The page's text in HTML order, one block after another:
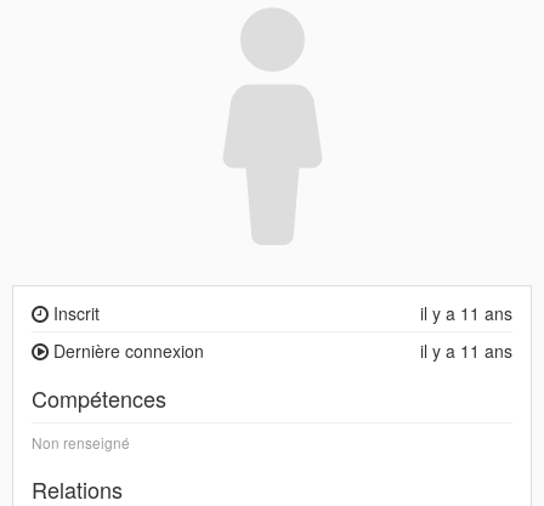
il y a 11 ans
Inscrit
il y a 11 ans
Dernière connexion
Compétences
Non renseigné
Relations